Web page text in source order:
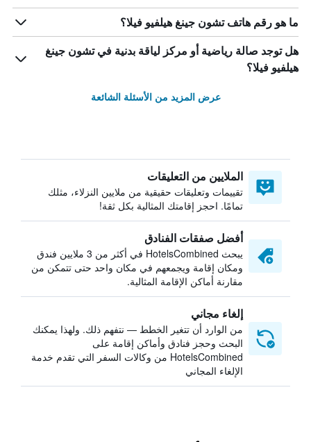
ما هو رقم هاتف تشون جينغ هيلفيو فيلا؟
هل توجد صالة رياضية أو مركز لياقة بدنية في تشون جينغ
هيلفيو فيلا؟
عرض المزيد من الأسئلة الشائعة
الملايين من التعليقات
تقييمات وتعليقات حقيقية من ملايين النزلاء، مثلك
تمامًا. احجز إقامتك المثالية بكل ثقة!
أفضل صفقات الفنادق
يبحث HotelsCombined في أكثر من 3 ملايين فندق
ومكان إقامة ويجمعهم في مكان واحد حتى تتمكن من
مقارنة أماكن الإقامة المثالية.
إلغاء مجاني
من الوارد أن تتغير الخطط — نتفهم ذلك. ولهذا يمكنك
البحث وحجز فنادق وأماكن إقامة على
HotelsCombined من وكالات السفر التي تقدم خدمة
الإلغاء المجاني